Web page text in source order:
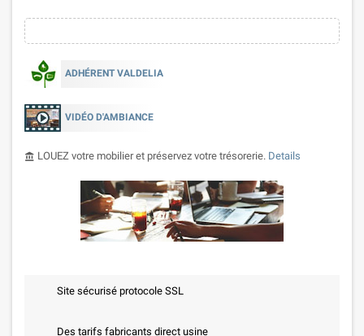
ADHÉRENT VALDELIA
VIDÉO D'AMBIANCE
account_balance LOUEZ votre mobilier et préservez votre trésorerie. Details
Site sécurisé protocole SSL
Des tarifs fabricants direct usine